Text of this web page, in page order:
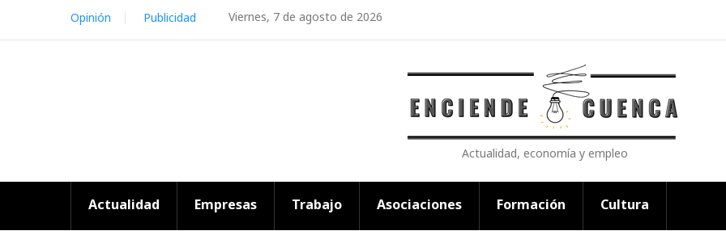
content
Viernes, 7 de agosto de 2026
Opinión Publicidad
Actualidad, economía y empleo
Actualidad Empresas Trabajo Asociaciones Formación Cultura